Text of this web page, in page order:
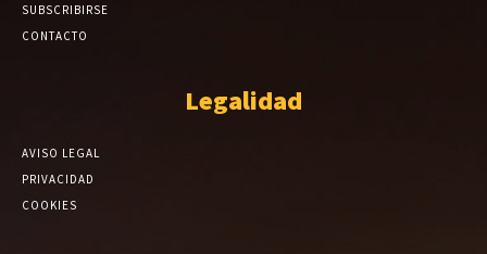
SUBSCRIBIRSE
CONTACTO
Legalidad
AVISO LEGAL
PRIVACIDAD
COOKIES